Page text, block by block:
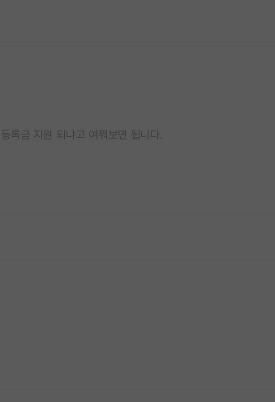
록금 지원 되냐고 여쭤보면 됩니다.